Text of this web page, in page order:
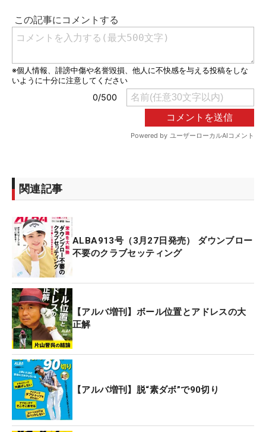
関連記事
ALBA913号（3月27日発売） ダウンブロー
不要のクラブセッティング
【アルバ増刊】ボール位置とアドレスの大
正解
【アルバ増刊】脱“素ダボ”で90切り